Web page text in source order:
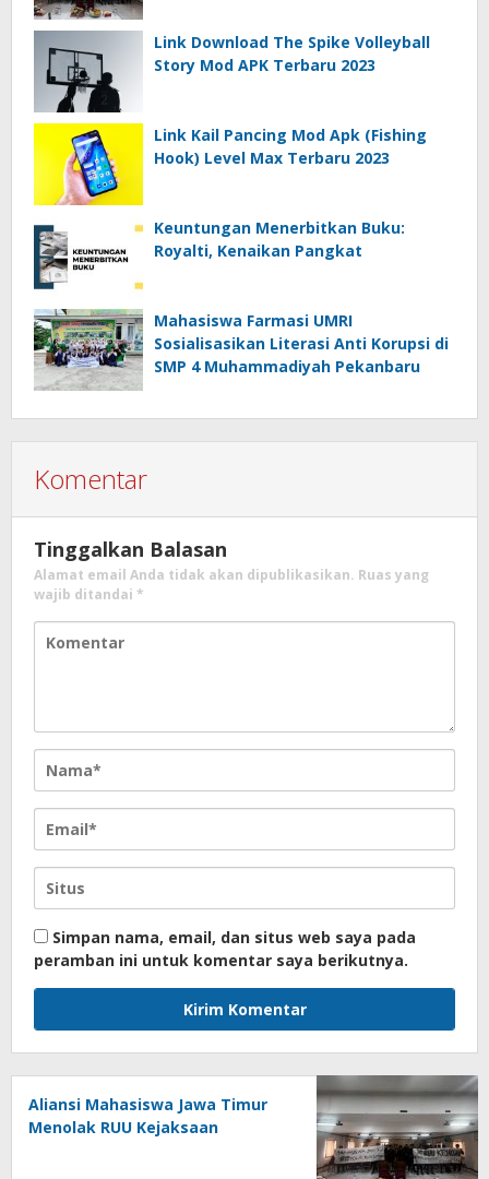
Link Download The Spike Volleyball
Story Mod APK Terbaru 2023
Link Kail Pancing Mod Apk (Fishing
Hook) Level Max Terbaru 2023
Keuntungan Menerbitkan Buku:
Royalti, Kenaikan Pangkat
Mahasiswa Farmasi UMRI
Sosialisasikan Literasi Anti Korupsi di
SMP 4 Muhammadiyah Pekanbaru
Komentar
Tinggalkan Balasan
Alamat email Anda tidak akan dipublikasikan. Ruas yang
wajib ditandai *
Simpan nama, email, dan situs web saya pada
peramban ini untuk komentar saya berikutnya.
Aliansi Mahasiswa Jawa Timur
Menolak RUU Kejaksaan